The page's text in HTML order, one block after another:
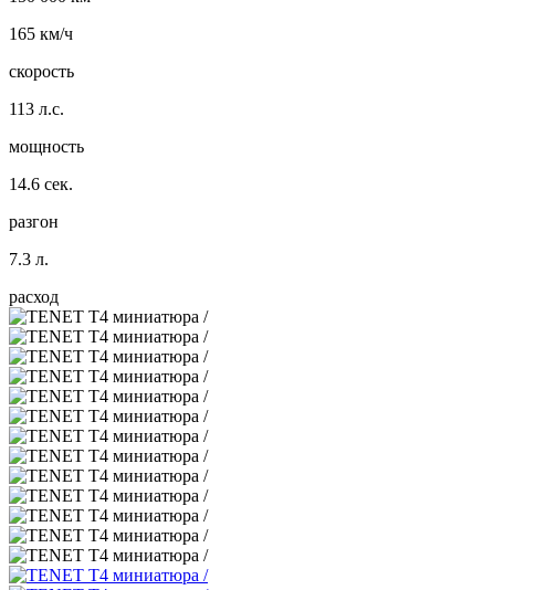
165 км/ч
скорость
113 л.с.
мощность
14.6 сек.
разгон
7.3 л.
расход